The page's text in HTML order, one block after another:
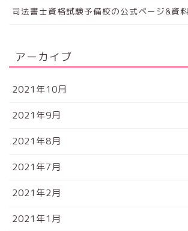
司法書士資格試験予備校の公式ページ&資
アーカイブ
2021年10月
2021年9月
2021年8月
2021年7月
2021年2月
2021年1月